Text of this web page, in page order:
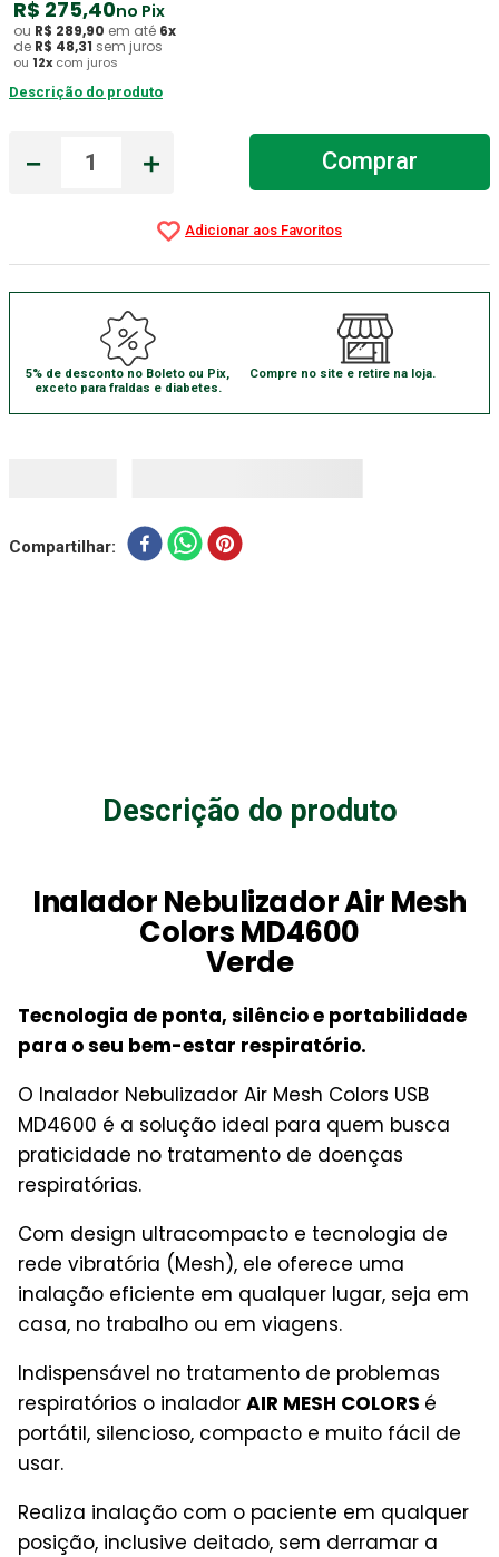
R$ 275,40no Pix
ou R$ 289,90 em até 6x
de R$ 48,31 sem juros
ou 12x com juros
Descrição do produto
＋
－ Comprar
5% de desconto no Boleto ou Pix,
exceto para fraldas e diabetes.
Compre no site e retire na loja.
Compartilhar
Descrição do produto
Inalador Nebulizador Air Mesh
Colors MD4600
Verde
Tecnologia de ponta, silêncio e portabilidade
para o seu bem-estar respiratório.
O Inalador Nebulizador Air Mesh Colors USB
MD4600 é a solução ideal para quem busca
praticidade no tratamento de doenças
respiratórias.
Com design ultracompacto e tecnologia de
rede vibratória (Mesh), ele oferece uma
inalação eficiente em qualquer lugar, seja em
casa, no trabalho ou em viagens.
Indispensável no tratamento de problemas
respiratórios o inalador AIR MESH COLORS é
portátil, silencioso, compacto e muito fácil de
usar.
Realiza inalação com o paciente em qualquer
posição, inclusive deitado, sem derramar a
7 º Aparelho Pressão
Gaze Esteril
Gaze